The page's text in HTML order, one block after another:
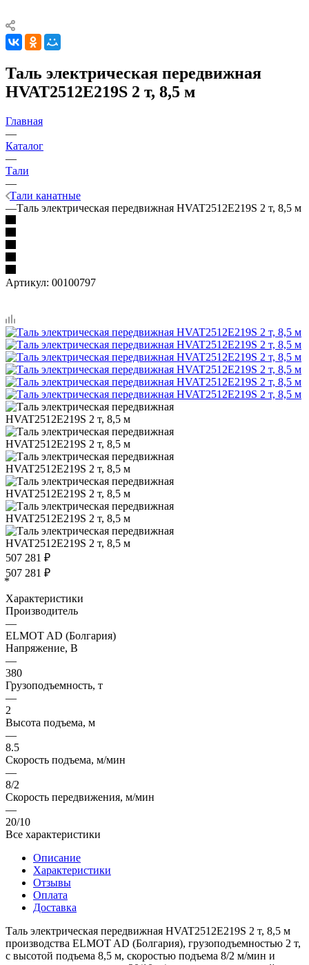
Таль электрическая передвижная
HVAT2512E219S 2 т, 8,5 м
Главная
—
Каталог
—
Тали
—
Тали канатные
—Таль электрическая передвижная HVAT2512E219S 2 т, 8,5 м
Артикул: 00100797
507 281 ₽
507 281 ₽
*
Характеристики
Производитель
—
ELMOT AD (Болгария)
Напряжение, В
—
380
Грузоподъемность, т
—
2
Высота подъема, м
—
8.5
Скорость подъема, м/мин
—
8/2
Скорость передвижения, м/мин
—
20/10
Все характеристики
Описание
Характеристики
Отзывы
Оплата
Доставка
Таль электрическая передвижная HVAT2512E219S 2 т, 8,5 м
производства ELMOT AD (Болгария), грузоподъемностью 2 т,
с высотой подъема 8,5 м, скоростью подъема 8/2 м/мин и